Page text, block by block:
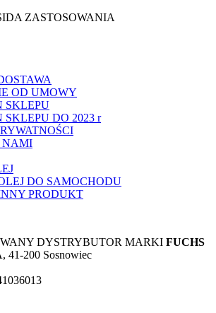
ZASTOSOWANIA
OD UMOWY
SKLEPU
DO 2023 r
NAMI
DO SAMOCHODU
PRODUKT
DYSTRYBUTOR MARKI FUCHS
41-200 Sosnowiec